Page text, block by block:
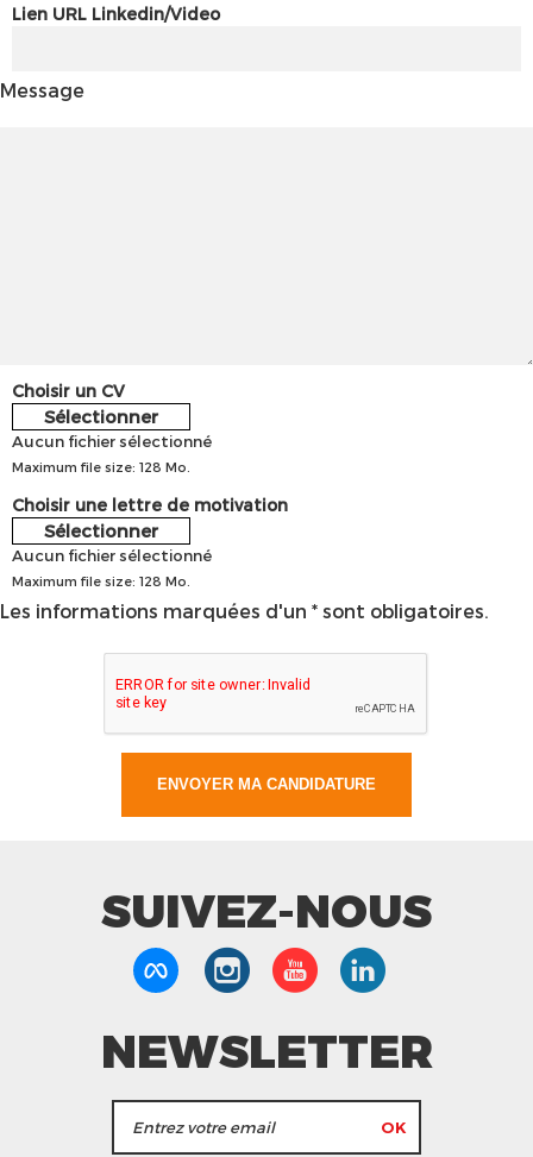
Lien URL Linkedin/Video
Message
Choisir un CV
Sélectionner
Aucun fichier sélectionné
Maximum file size: 128 Mo.
Choisir une lettre de motivation
Sélectionner
Aucun fichier sélectionné
Maximum file size: 128 Mo.
Les informations marquées d'un * sont obligatoires.
SUIVEZ-NOUS
NEWSLETTER